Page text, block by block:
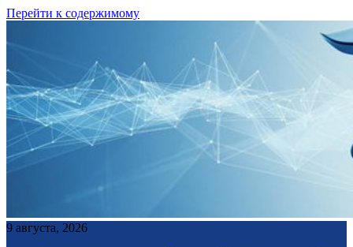
Перейти к содержимому
9 августа, 2026